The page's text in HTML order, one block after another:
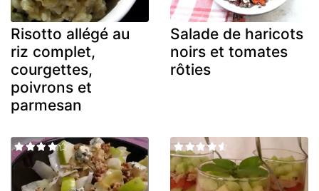
Risotto allégé au
riz complet,
courgettes,
poivrons et
parmesan
Salade de haricots
noirs et tomates
rôties